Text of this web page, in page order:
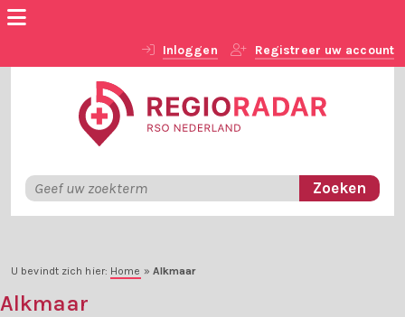
Inloggen Registreer uw account
U bevindt zich hier: Home » Alkmaar
Alkmaar